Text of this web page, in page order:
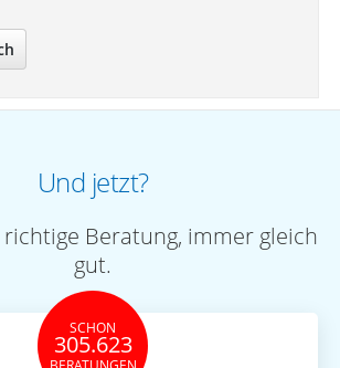
Und jetzt?
Beratung, immer gleich
gut.
SCHON
305.623